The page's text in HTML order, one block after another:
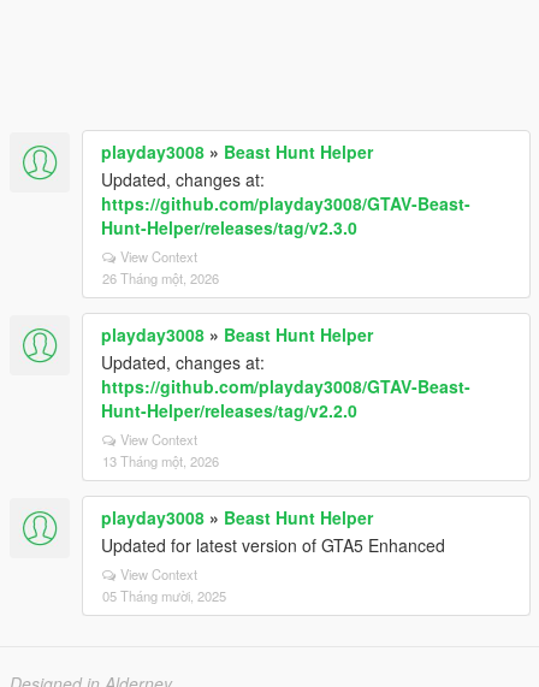
playday3008 » Beast Hunt Helper
Updated, changes at:
https://github.com/playday3008/GTAV-Beast-
Hunt-Helper/releases/tag/v2.3.0
View Context
26 Tháng một, 2026
playday3008 » Beast Hunt Helper
Updated, changes at:
https://github.com/playday3008/GTAV-Beast-
Hunt-Helper/releases/tag/v2.2.0
View Context
13 Tháng một, 2026
playday3008 » Beast Hunt Helper
Updated for latest version of GTA5 Enhanced
View Context
05 Tháng mười, 2025